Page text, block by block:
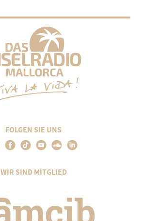
FOLGEN SIE UNS
WIR SIND MITGLIED